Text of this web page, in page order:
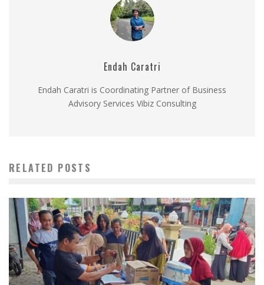
Endah Caratri
Endah Caratri is Coordinating Partner of Business
Advisory Services Vibiz Consulting
RELATED POSTS